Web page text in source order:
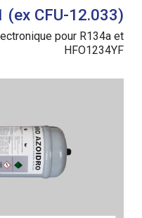
(ex CFU-12.033)
pour R134a et
HFO1234YF